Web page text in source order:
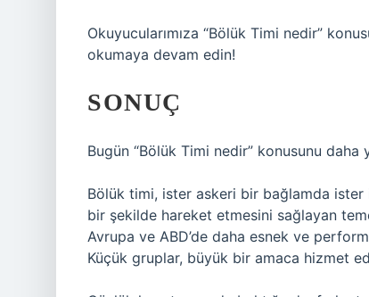
Okuyucularımıza “Bölük Timi nedir”
okumaya devam edin!
SONUÇ
Bugün “Bölük Timi nedir” konusunu
Bölük timi, ister askeri bir bağlamda ister
bir şekilde hareket etmesini sağlayan
Avrupa ve ABD’de daha esnek ve
Küçük gruplar, büyük bir amaca hizmet